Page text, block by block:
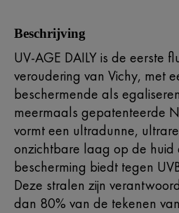
Beschrijving
UV-AGE DAILY is de eerste
veroudering van Vichy, met
beschermende als
meermaals gepatenteerde
vormt een ultradunne,
onzichtbare laag op de huid
bescherming biedt tegen
Deze stralen zijn
dan 80% van de tekenen